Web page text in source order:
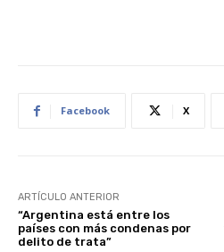
Facebook X
ARTÍCULO ANTERIOR
“Argentina está entre los
países con más condenas por
delito de trata”